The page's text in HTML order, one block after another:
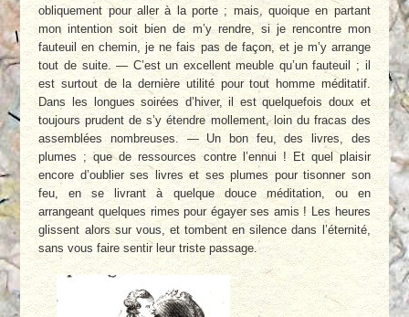
obliquement pour aller à la porte ; mais, quoique en partant
mon intention soit bien de m’y rendre, si je rencontre mon
fauteuil en chemin, je ne fais pas de façon, et je m’y arrange
tout de suite. — C’est un excellent meuble qu’un fauteuil ; il
est surtout de la dernière utilité pour tout homme méditatif.
Dans les longues soirées d’hiver, il est quelquefois doux et
toujours prudent de s’y étendre mollement, loin du fracas des
assemblées nombreuses. — Un bon feu, des livres, des
plumes ; que de ressources contre l’ennui ! Et quel plaisir
encore d’oublier ses livres et ses plumes pour tisonner son
feu, en se livrant à quelque douce méditation, ou en
arrangeant quelques rimes pour égayer ses amis ! Les heures
glissent alors sur vous, et tombent en silence dans l’éternité,
sans vous faire sentir leur triste passage.